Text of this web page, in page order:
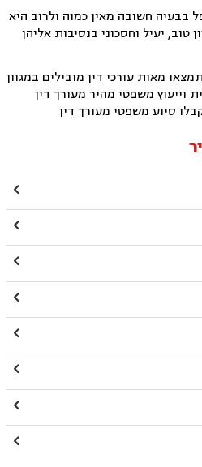
בבעיה חשובה מאין כמוה ולרוב היא
יעיל וחסכוני בנסיבות אליהן
מאות עורכי דין מובילים במגוון
וייעוץ משפטי מהיר מעורך דין
סיוע משפטי מעורך דין







